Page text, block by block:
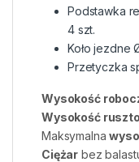
Podstawka
4 szt.
Koło jezdne
Przetyczka
Wysokość
Wysokość
Maksymalna
Ciężar bez